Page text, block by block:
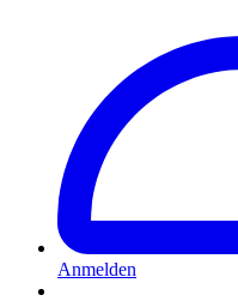
Anmelden